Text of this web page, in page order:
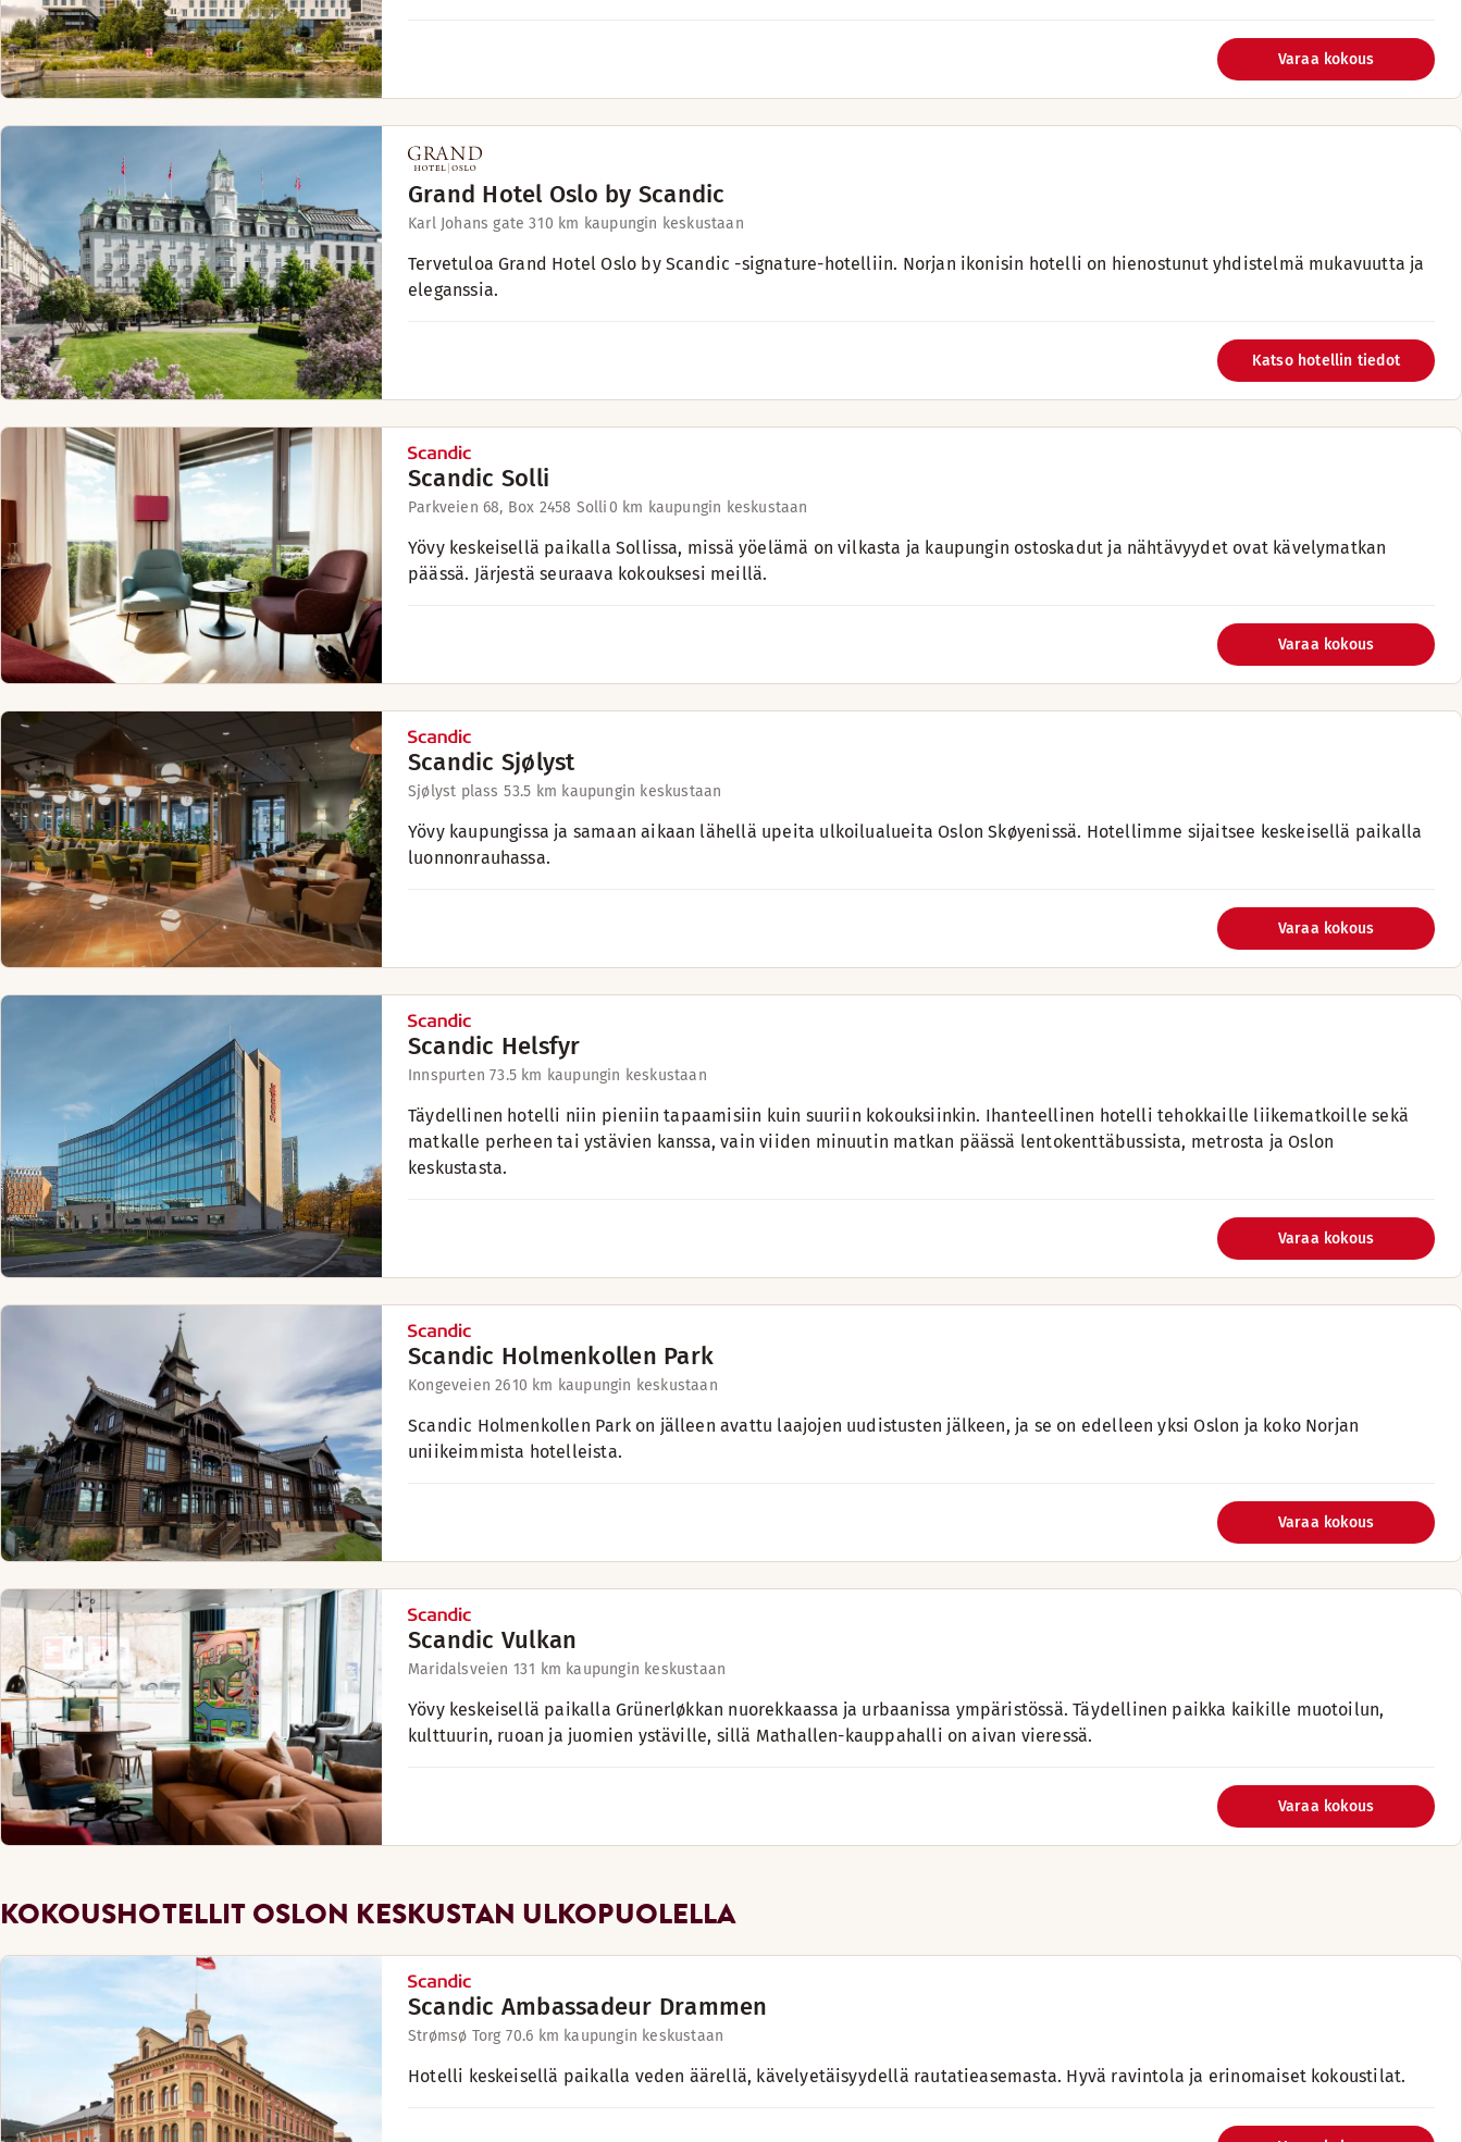
Varaa kokous
Grand Hotel Oslo by Scandic
Karl Johans gate 310 km kaupungin keskustaan
Tervetuloa Grand Hotel Oslo by Scandic -signature-hotelliin. Norjan ikonisin hotelli on hienostunut yhdistelmä mukavuutta ja
eleganssia.
Katso hotellin tiedot
Scandic Solli
Parkveien 68, Box 2458 Solli0 km kaupungin keskustaan
Yövy keskeisellä paikalla Sollissa, missä yöelämä on vilkasta ja kaupungin ostoskadut ja nähtävyydet ovat kävelymatkan
päässä. Järjestä seuraava kokouksesi meillä.
Varaa kokous
Scandic Sjølyst
Sjølyst plass 53.5 km kaupungin keskustaan
Yövy kaupungissa ja samaan aikaan lähellä upeita ulkoilualueita Oslon Skøyenissä. Hotellimme sijaitsee keskeisellä paikalla
luonnonrauhassa.
Varaa kokous
Scandic Helsfyr
Innspurten 73.5 km kaupungin keskustaan
Täydellinen hotelli niin pieniin tapaamisiin kuin suuriin kokouksiinkin. Ihanteellinen hotelli tehokkaille liikematkoille sekä
matkalle perheen tai ystävien kanssa, vain viiden minuutin matkan päässä lentokenttäbussista, metrosta ja Oslon
keskustasta.
Varaa kokous
Scandic Holmenkollen Park
Kongeveien 2610 km kaupungin keskustaan
Scandic Holmenkollen Park on jälleen avattu laajojen uudistusten jälkeen, ja se on edelleen yksi Oslon ja koko Norjan
uniikeimmista hotelleista.
Varaa kokous
Scandic Vulkan
Maridalsveien 131 km kaupungin keskustaan
Yövy keskeisellä paikalla Grünerløkkan nuorekkaassa ja urbaanissa ympäristössä. Täydellinen paikka kaikille muotoilun,
kulttuurin, ruoan ja juomien ystäville, sillä Mathallen-kauppahalli on aivan vieressä.
Varaa kokous
KOKOUSHOTELLIT OSLON KESKUSTAN ULKOPUOLELLA
Scandic Ambassadeur Drammen
Strømsø Torg 70.6 km kaupungin keskustaan
Hotelli keskeisellä paikalla veden äärellä, kävelyetäisyydellä rautatieasemasta. Hyvä ravintola ja erinomaiset kokoustilat.